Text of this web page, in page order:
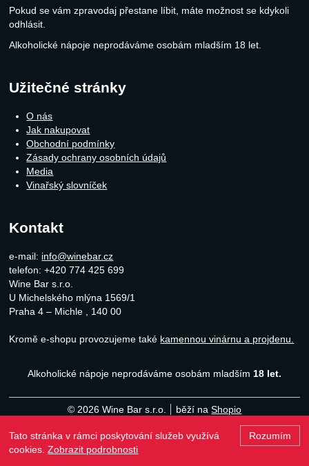
Tato stránka v rámci poskytování služeb využívá
cookies.Zobrazit podrobnosti
Rozumím
Pokud se vám zpravodaj přestane líbit, máte možnost se kdykoli
odhlásit.
Alkoholické nápoje neprodáváme osobám mladším 18 let.
Užitečné stránky
O nás
Jak nakupovat
Obchodní podmínky
Zásady ochrany osobních údajů
Media
Vinařský slovníček
Kontakt
e-mail: info@winebar.cz
telefon: +420 774 425 699
Wine Bar s.r.o.
U Michelského mlýna 1569/1
Praha 4 – Michle
140 00
Kromě e-shopu provozujeme také kamennou vinárnu a projdenu.
Alkoholické nápoje neprodáváme osobám mladším 18 let.
© 2026 Wine Bar s.r.o. běží naShopio